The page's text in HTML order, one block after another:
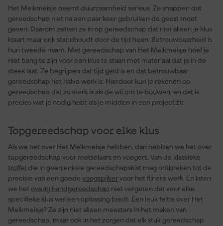
Het Melkmeisje neemt duurzaamheid serieus. Ze snappen dat
gereedschap niet na een paar keer gebruiken de geest moet
geven. Daarom zetten ze in op gereedschap dat niet alleen je klus
klaart maar ook standhoudt door de tijd heen. Betrouwbaarheid is
hun tweede naam. Met gereedschap van Het Melkmeisje hoef je
niet bang te zijn voor een klus te staan met materiaal dat je in de
steek laat. Ze begrijpen dat tijd geld is en dat betrouwbaar
gereedschap het halve werk is. Hierdoor kun je rekenen op
gereedschap dat zo sterk is als de wil om te bouwen, en dat is
precies wat je nodig hebt als je midden in een project zit.
Topgereedschap voor elke klus
Als we het over Het Melkmeisje hebben, dan hebben we het over
topgereedschap voor metselaars en voegers. Van de klassieke
troffel die in geen enkele gereedschapskist mag ontbreken tot de
precisie van een goede voegspijkervoor het fijnere werk. En laten
we het overig handgereedschap niet vergeten dat voor elke
specifieke klus wel een oplossing biedt. Een leuk feitje over Het
Melkmeisje? Ze zijn niet alleen meesters in het maken van
gereedschap, maar ook in het zorgen dat elk stuk gereedschap